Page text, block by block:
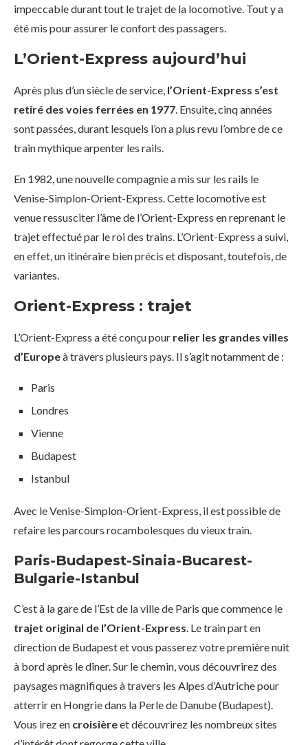
impeccable durant tout le trajet de la locomotive. Tout y a
été mis pour assurer le confort des passagers.
L’Orient-Express aujourd’hui
Après plus d’un siècle de service, l’Orient-Express s’est
retiré des voies ferrées en 1977 . Ensuite, cinq années
sont passées, durant lesquels l’on a plus revu l’ombre de ce
train mythique arpenter les rails.
En 1982, une nouvelle compagnie a mis sur les rails le
Venise-Simplon-Orient-Express. Cette locomotive est
venue ressusciter l’âme de l’Orient-Express en reprenant le
trajet effectué par le roi des trains. L’Orient-Express a suivi,
en effet, un itinéraire bien précis et disposant, toutefois, de
variantes.
Orient-Express : trajet
L’Orient-Express a été conçu pour relier les grandes villes
d’Europeà travers plusieurs pays. Il s’agit notamment de :
Paris
Londres
Vienne
Budapest
Istanbul
Avec le Venise-Simplon-Orient-Express, il est possible de
refaire les parcours rocambolesques du vieux train.
Paris-Budapest-Sinaia-Bucarest-
Bulgarie-Istanbul
C’est à la gare de l’Est de la ville de Paris que commence le
trajet original de l’Orient-Express . Le train part en
direction de Budapest et vous passerez votre première nuit
à bord après le dîner. Sur le chemin, vous découvrirez des
paysages magnifiques à travers les Alpes d’Autriche pour
atterrir en Hongrie dans la Perle de Danube (Budapest).
Vous irez en croisièreet découvrirez les nombreux sites